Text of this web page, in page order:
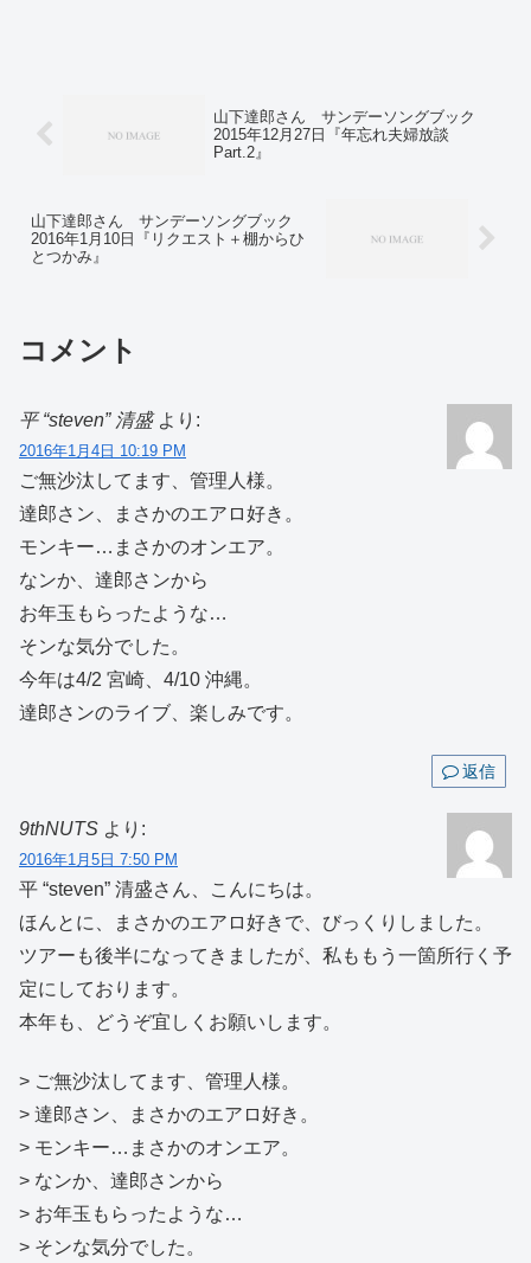
山下達郎さん サンデーソングブック
2015年12月27日『年忘れ夫婦放談
Part.2』
山下達郎さん サンデーソングブック
2016年1月10日『リクエスト＋棚からひ
とつかみ』
コメント
平 “steven” 清盛 より:
2016年1月4日 10:19 PM
ご無沙汰してます、管理人様。
達郎さン、まさかのエアロ好き。
モンキー…まさかのオンエア。
なンか、達郎さンから
お年玉もらったような…
そンな気分でした。
今年は4/2 宮崎、4/10 沖縄。
達郎さンのライブ、楽しみです。
返信
9thNUTS より:
2016年1月5日 7:50 PM
平 “steven” 清盛さん、こんにちは。
ほんとに、まさかのエアロ好きで、びっくりしました。
ツアーも後半になってきましたが、私ももう一箇所行く予
定にしております。
本年も、どうぞ宜しくお願いします。
> ご無沙汰してます、管理人様。
> 達郎さン、まさかのエアロ好き。
> モンキー…まさかのオンエア。
> なンか、達郎さンから
> お年玉もらったような…
> そンな気分でした。